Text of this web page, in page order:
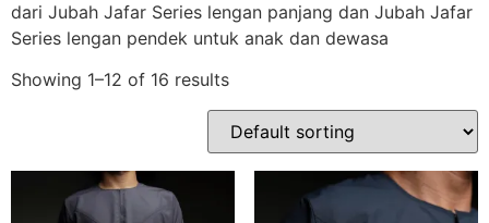
dari Jubah Jafar Series lengan panjang dan Jubah Jafar
Series lengan pendek untuk anak dan dewasa
Showing 1–12 of 16 results